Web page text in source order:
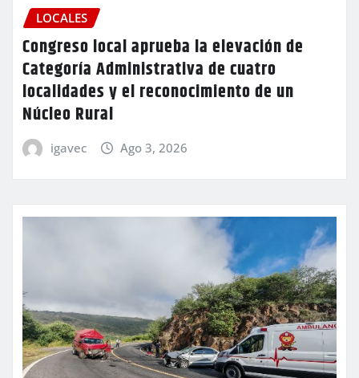
LOCALES
Congreso local aprueba la elevación de
Categoría Administrativa de cuatro
localidades y el reconocimiento de un
Núcleo Rural
igavec Ago 3, 2026